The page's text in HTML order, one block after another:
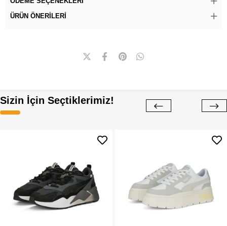
ÜRÜN ÖNERILERI
Sizin İçin Seçtiklerimiz!